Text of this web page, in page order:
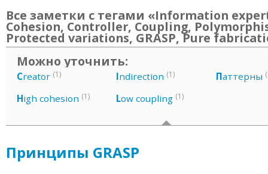
Все заметки с тегами «Information
Cohesion, Controller, Coupling,
Protected variations, GRASP, Pure
Можно уточнить:
Creator (1)
High cohesion (1)
Indirection (1)
Low coupling (1)
Паттерны
Принципы GRASP